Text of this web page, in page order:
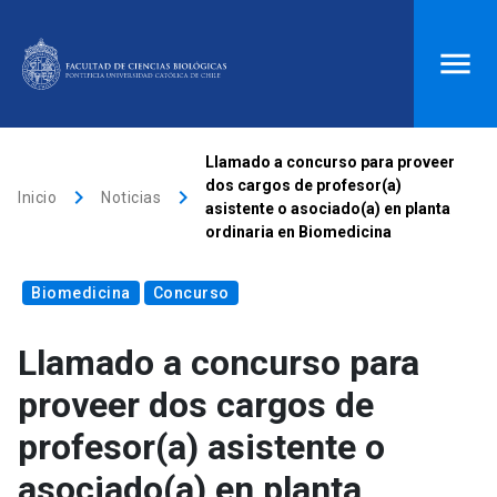
Biblioteca launch Donaciones launch
search
Inicio
Quiénes somos
Inicio keyboard_arrow_right Noticias keyboard_arrow_right
Llamado a concurso para proveer
dos cargos de profesor(a)
asistente o asociado(a) en planta
ordinaria en Biomedicina
Biomedicina Concurso
Llamado a concurso para
proveer dos cargos de
profesor(a) asistente o